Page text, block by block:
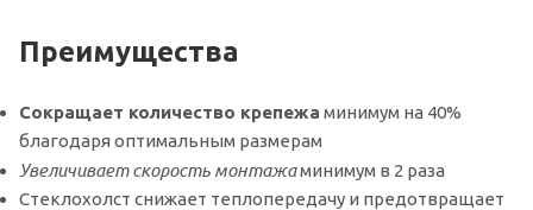
Преимущества
Сокращает количество крепежа минимум на 40%
благодаря оптимальным размерам
Увеличивает скорость монтажаминимум в 2 раза
Стеклохолст снижает теплопередачу и предотвращает